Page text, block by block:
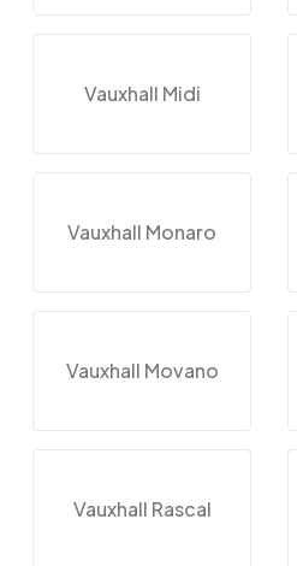
Vauxhall Midi
Vauxhall Monaro
Vauxhall Movano
Vauxhall Rascal